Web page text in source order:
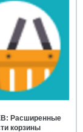
Битрикс24 5
Расширенные
корзины